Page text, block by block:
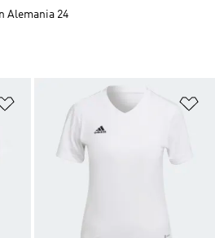
Añadir a la lista de deseos
Alemania 24